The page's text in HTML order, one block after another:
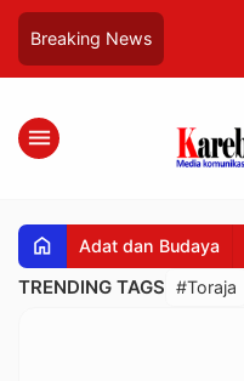
Breaking News
menu
home Adat dan Budaya
TRENDING TAGS #Toraja